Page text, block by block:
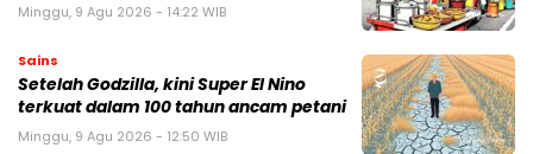
Minggu, 9 Agu 2026 - 14:22 WIB
Sains
Setelah Godzilla, kini Super El Nino
terkuat dalam 100 tahun ancam petani
Minggu, 9 Agu 2026 - 12:50 WIB